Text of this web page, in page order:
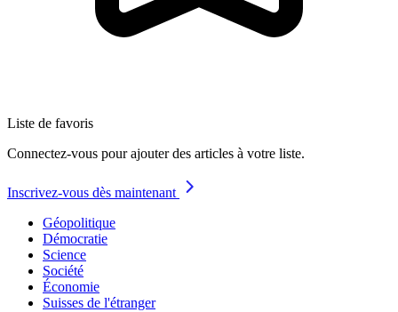
Liste de favoris
Connectez-vous pour ajouter des articles à votre liste.
Inscrivez-vous dès maintenant
Géopolitique
Démocratie
Science
Société
Économie
Suisses de l'étranger